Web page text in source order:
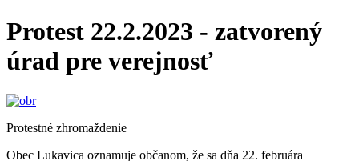
Protest 22.2.2023 - zatvorený
úrad pre verejnosť
Protestné zhromaždenie
Obec Lukavica oznamuje občanom, že sa dňa 22. februára